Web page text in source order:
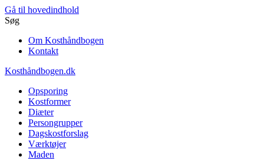
Gå til hovedindhold
Søg
Om Kosthåndbogen
Kontakt
Kosthåndbogen.dk
Opsporing
Kostformer
Diæter
Persongrupper
Dagskostforslag
Værktøjer
Maden